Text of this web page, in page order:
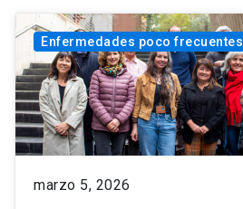
Enfermedades poco frecuentes
marzo 5, 2026